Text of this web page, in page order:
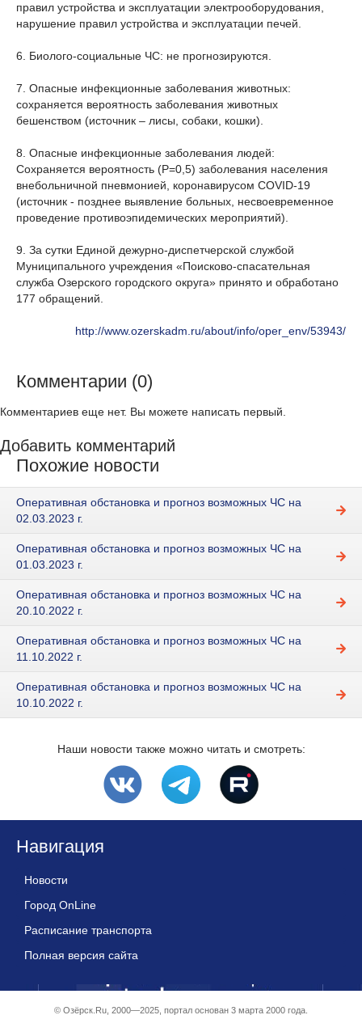
правил устройства и эксплуатации электрооборудования,
нарушение правил устройства и эксплуатации печей.
6. Биолого-социальные ЧС: не прогнозируются.
7. Опасные инфекционные заболевания животных:
сохраняется вероятность заболевания животных
бешенством (источник – лисы, собаки, кошки).
8. Опасные инфекционные заболевания людей:
Сохраняется вероятность (Р=0,5) заболевания населения
внебольничной пневмонией, коронавирусом COVID-19
(источник - позднее выявление больных, несвоевременное
проведение противоэпидемических мероприятий).
9. За сутки Единой дежурно-диспетчерской службой
Муниципального учреждения «Поисково-спасательная
служба Озерского городского округа» принято и обработано
177 обращений.
http://www.ozerskadm.ru/about/info/oper_env/53943/
Комментарии (0)
Комментариев еще нет. Вы можете написать первый.
Добавить комментарий
Похожие новости
Оперативная обстановка и прогноз возможных ЧС на
02.03.2023 г.
Оперативная обстановка и прогноз возможных ЧС на
01.03.2023 г.
Оперативная обстановка и прогноз возможных ЧС на
20.10.2022 г.
Оперативная обстановка и прогноз возможных ЧС на
11.10.2022 г.
Оперативная обстановка и прогноз возможных ЧС на
10.10.2022 г.
Наши новости также можно читать и смотреть:
Навигация
Новости
Город OnLine
Расписание транспорта
Полная версия сайта
© Озёрск.Ru, 2000—2025, портал основан 3 марта 2000 года.